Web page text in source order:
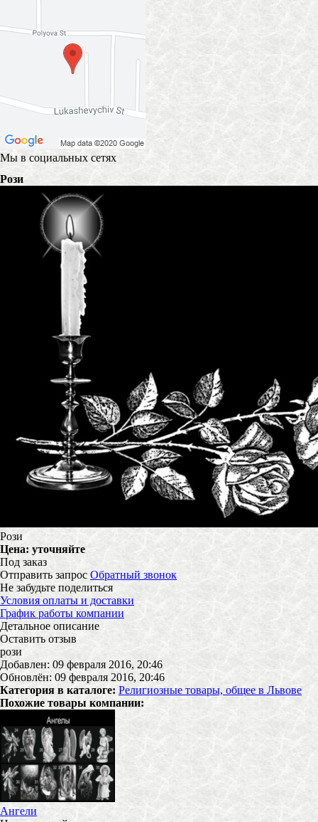
Мы в социальных сетях
Рози
Рози
Цена: уточняйте
Под заказ
Отправить запрос Обратный звонок
Не забудьте поделиться
Условия оплаты и доставки
График работы компании
Детальное описание
Оставить отзыв
рози
Добавлен: 09 февраля 2016, 20:46
Обновлён: 09 февраля 2016, 20:46
Категория в каталоге: Религиозные товары, общее в Львове
Похожие товары компании:
Ангели